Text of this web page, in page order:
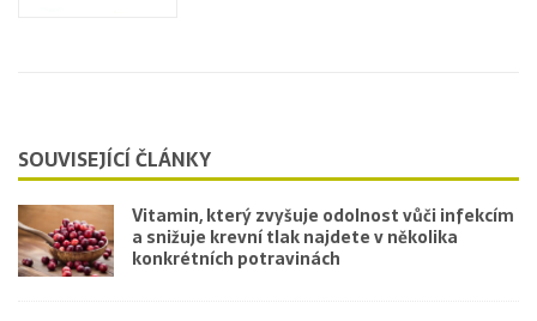
SOUVISEJÍCÍ ČLÁNKY
Vitamin, který zvyšuje odolnost vůči infekcím
a snižuje krevní tlak najdete v několika
konkrétních potravinách